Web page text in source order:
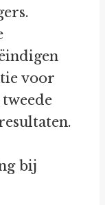
voor
bij